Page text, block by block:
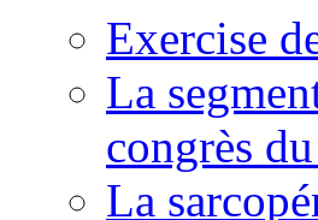
Exercise
La
congrès
La